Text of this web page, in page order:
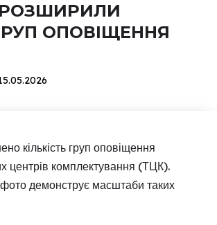
РОЗШИРИЛИ
ОПОВІЩЕННЯ
кількість груп оповіщення
центрів комплектування (ТЦК).
демонструє масштаби таких